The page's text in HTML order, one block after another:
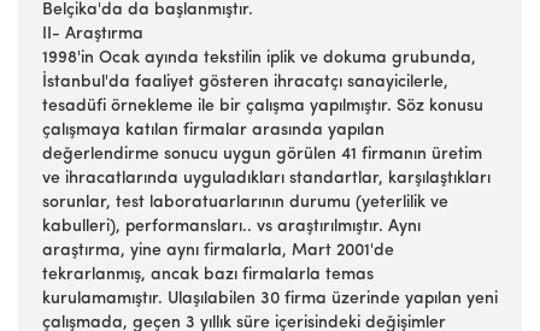
Belçika'da da başlanmıştır.
II- Araştırma
1998'in Ocak ayında tekstilin iplik ve dokuma grubunda,
İstanbul'da faaliyet gösteren ihracatçı sanayicilerle,
tesadüfi örnekleme ile bir çalışma yapılmıştır. Söz konusu
çalışmaya katılan firmalar arasında yapılan
değerlendirme sonucu uygun görülen 41 firmanın üretim
ve ihracatlarında uyguladıkları standartlar, karşılaştıkları
sorunlar, test laboratuarlarının durumu (yeterlilik ve
kabulleri), performansları.. vs araştırılmıştır. Aynı
araştırma, yine aynı firmalarla, Mart 2001'de
tekrarlanmış, ancak bazı firmalarla temas
kurulamamıştır. Ulaşılabilen 30 firma üzerinde yapılan yeni
çalışmada, geçen 3 yıllık süre içerisindeki değişimler